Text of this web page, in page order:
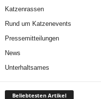
Katzenrassen
Rund um Katzenevents
Pressemitteilungen
News
Unterhaltsames
Beliebtesten Artikel